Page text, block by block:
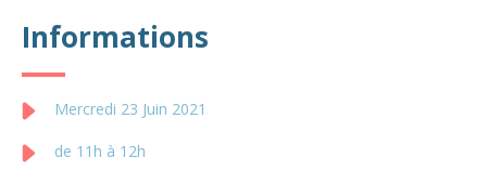
Informations
Mercredi 23 Juin 2021
de 11h à 12h